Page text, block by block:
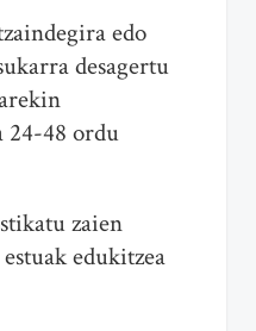
edo
desagertu
24-48 ordu
zaien
edukitzea